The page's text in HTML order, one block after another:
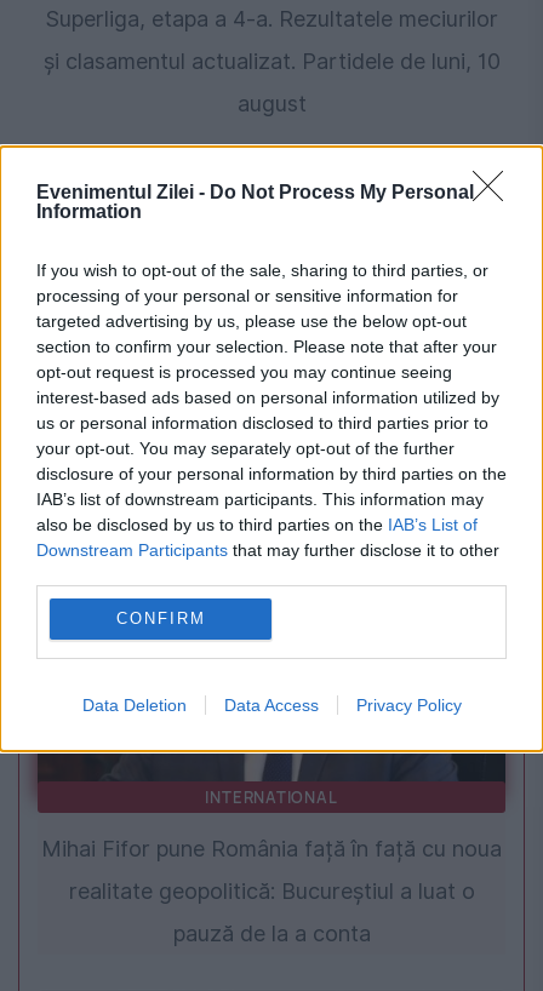
Evenimentul Zilei - Do Not Process My Personal
Information
If you wish to opt-out of the sale, sharing to third parties, or
processing of your personal or sensitive information for
targeted advertising by us, please use the below opt-out
section to confirm your selection. Please note that after your
opt-out request is processed you may continue seeing
interest-based ads based on personal information utilized by
us or personal information disclosed to third parties prior to
your opt-out. You may separately opt-out of the further
disclosure of your personal information by third parties on the
IAB’s list of downstream participants. This information may
also be disclosed by us to third parties on the IAB’s List of
Downstream Participants that may further disclose it to other
CONFIRM
Data Deletion Data Access Privacy Policy
Superliga, etapa a 4-a. Rezultatele meciurilor
și clasamentul actualizat. Partidele de luni, 10
august
SPORT
Chirilă, debut de coșmar la CS Dinamo. După
1-2 a venit și un sec 1-5 cu CSM Slatina
INTERNATIONAL
Mihai Fifor pune România față în față cu noua
realitate geopolitică: Bucureștiul a luat o
pauză de la a conta